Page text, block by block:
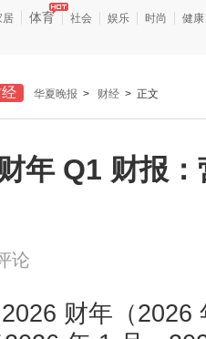
居 体育 社会 娱乐 时尚 健康
华夏晚报 > 财经 > 正文
年 Q1 财报
论
财年（2026